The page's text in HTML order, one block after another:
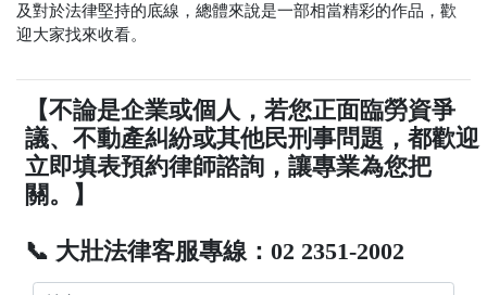
及對於法律堅持的底線，總體來說是一部相當精彩的作品，歡
迎大家找來收看。
【不論是企業或個人，若您正面臨勞資爭
議、不動產糾紛或其他民刑事問題，都歡迎
立即填表預約律師諮詢，讓專業為您把
關。】
📞 大壯法律客服專線：02 2351-2002